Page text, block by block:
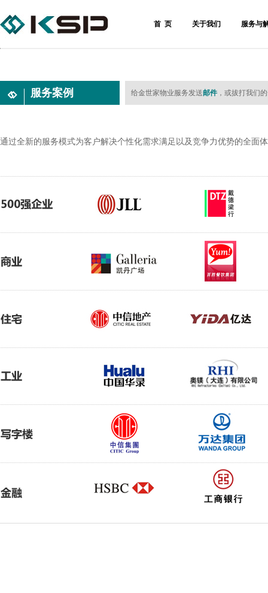
首 页 关于我们 服务与
服务案例 给金世家物业服务发送邮件 ，或拔打我们
通过全新的服务模式为客户解决个性化需求满足以及竞争力优势的全面